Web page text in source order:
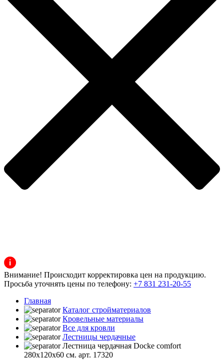
Внимание! Происходит корректировка цен на продукцию.
Просьба уточнять цены по телефону: +7 831 231-20-55
Главная
Каталог стройматериалов
Кровельные материалы
Все для кровли
Лестницы чердачные
Лестница чердачная Docke comfort
280x120x60 см. арт. 17320